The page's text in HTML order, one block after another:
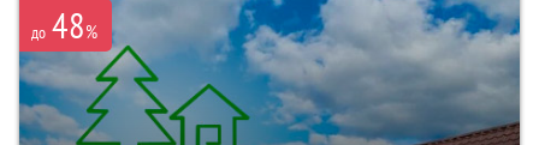
до 48%